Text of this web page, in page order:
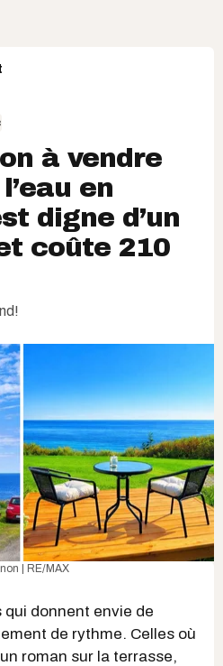
à vendre
en
digne d’un
coûte 210
| RE/MAX
qui donnent envie de
de rythme. Celles où
roman sur la terrasse,